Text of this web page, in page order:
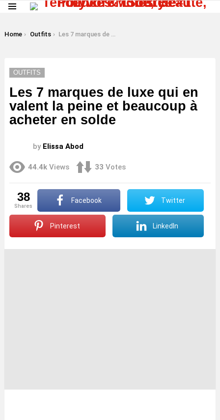
You are here:
Home Outfits Les 7 marques de luxe qui en valent la peine et beaucoup à acheter en solde
OUTFITS
Les 7 marques de luxe qui en
valent la peine et beaucoup à
acheter en solde
by Elissa Abod
44.4k Views 33 Votes
38
shares
Facebook Twitter
Pinterest LinkedIn